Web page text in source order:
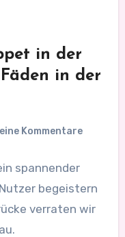
in der
in der
Kommentare
spannender
begeistern
verraten wir